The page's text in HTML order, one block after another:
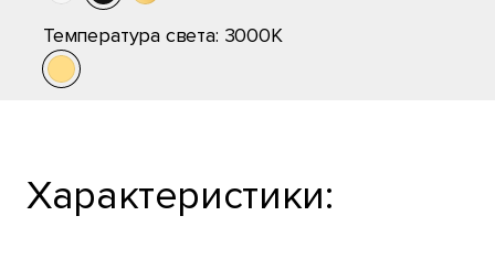
Температура света: 3000K
Характеристики: